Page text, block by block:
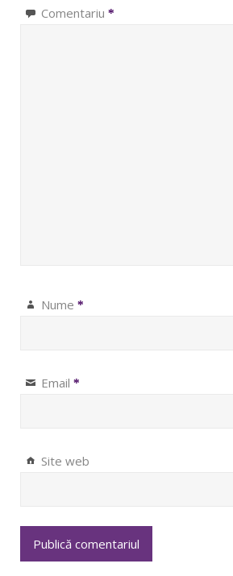
Comentariu *
Nume *
Email *
Site web